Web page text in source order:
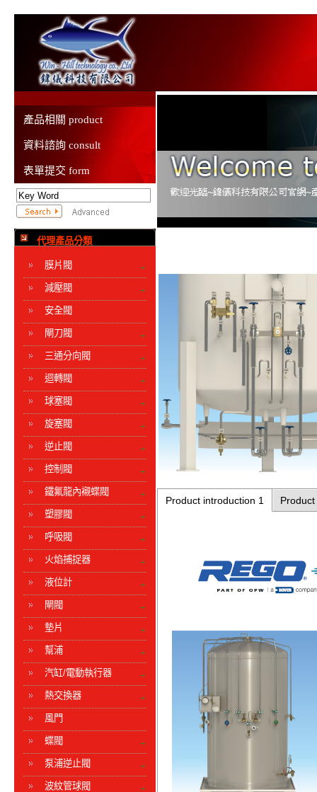
產品相關 product
資料諮詢 consult
表單提交 form
代理產品分類
膜片閥
減壓閥
安全閥
閘刀閥
三通分向閥
迴轉閥
球塞閥
旋塞閥
逆止閥
控制閥
鐵氟龍內襯蝶閥
塑膠閥
呼吸閥
火焰捕捉器
液位計
閘閥
墊片
幫浦
汽缸/電動執行器
熱交換器
風門
蝶閥
泵浦逆止閥
波紋管球閥
Product introduction 1